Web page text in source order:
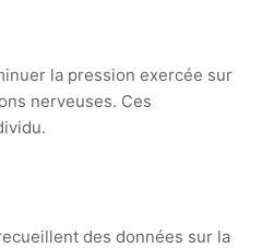
la pression exercée sur
nerveuses. Ces
des données sur la